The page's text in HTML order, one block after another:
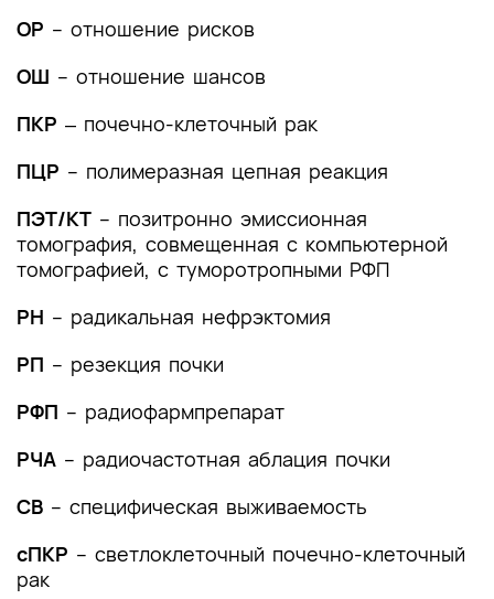
факторы, влияющие на исход заболевания или
помощи
Список литературы
Приложение А1. Состав рабочей группы по
разработке и пересмотру клинических
рекомендаций
Приложение А2. Методология разработки
включая соответствие показаний к
применения и доз лекарственных препаратов,
препарата
Приложение Б. Алгоритмы действий врача
ОР – отношение рисков
ОШ – отношение шансов
ПКР ‒ почечно-клеточный рак
ПЦР – полимеразная цепная реакция
ПЭТ/КТ – позитронно эмиссионная
томография, совмещенная с компьютерной
томографией, с туморотропными РФП
РН – радикальная нефрэктомия
РП – резекция почки
РФП – радиофармпрепарат
РЧА – радиочастотная аблация почки
СВ – специфическая выживаемость
сПКР – светлоклеточный почечно-клеточный
рак